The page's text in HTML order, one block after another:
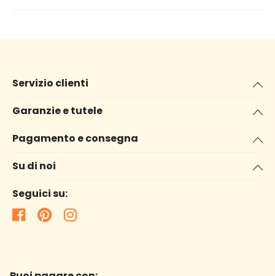
Servizio clienti
Garanzie e tutele
Pagamento e consegna
Su di noi
Seguici su: